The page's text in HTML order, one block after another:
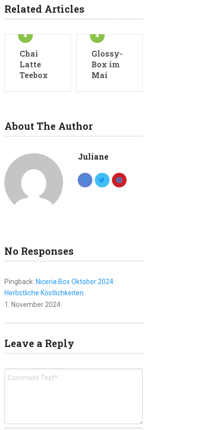
Related Articles
Chai
Latte
Teebox
Glossy-
Box im
Mai
About The Author
Juliane
No Responses
Pingback: Niceria Box Oktober 2024:
Herbstliche Köstlichkeiten
1. November 2024
Leave a Reply